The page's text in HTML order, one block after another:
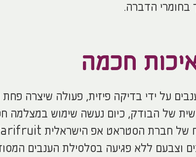
בחומרי הדברה.
חכמה
על ידי בדיקה פיזית, פעולה שיצרה פחת
של הבודק, כיום נעשה שימוש במצלמה
וצבעם ללא פגיעה בסלסילת הענבים